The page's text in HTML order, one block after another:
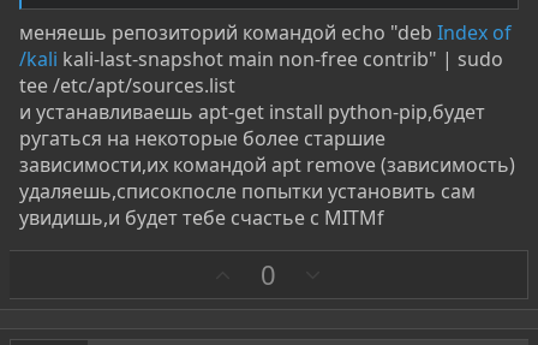
меняешь репозиторий командой echo "deb Index of
/kali kali-last-snapshot main non-free contrib" | sudo
tee /etc/apt/sources.list
и устанавливаешь apt-get install python-pip,будет
ругаться на некоторые более старшие
зависимости,их командой apt remove (зависимость)
удаляешь,списокпосле попытки установить сам
увидишь,и будет тебе счастье с MITMf
а
0
р
о